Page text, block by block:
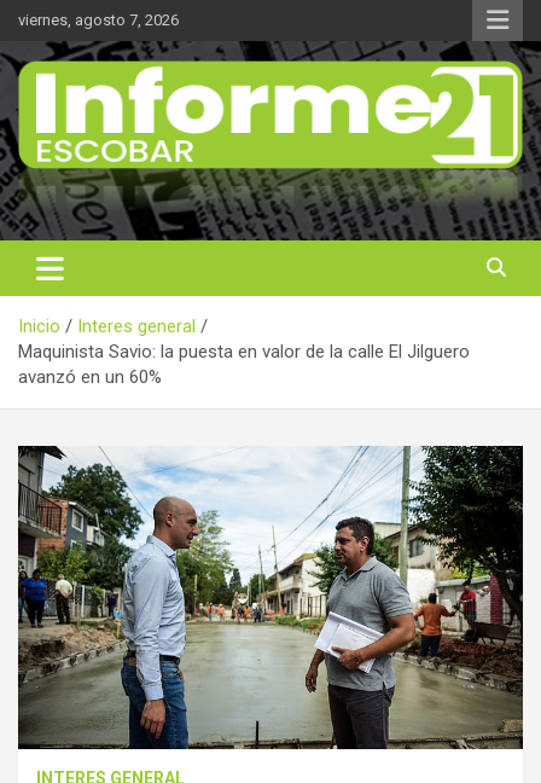
Saltar
contenido
viernes, agosto 7, 2026
Informe 21
Noticas reales
Inicio
Interes general
Maquinista Savio: la puesta en valor de la calle El Jilguero
avanzó en un 60%
INTERES GENERAL